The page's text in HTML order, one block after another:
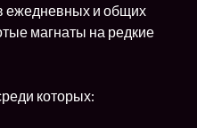
ежедневных и общих
магнаты на редкие
которых: